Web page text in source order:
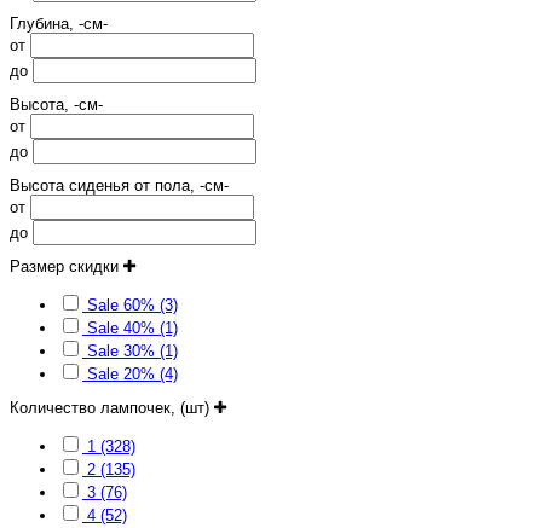
Глубина, -см-
от
до
Высота, -см-
от
до
Высота сиденья от пола, -см-
от
до
Размер скидки
Sale 60% (3)
Sale 40% (1)
Sale 30% (1)
Sale 20% (4)
Количество лампочек, (шт)
1 (328)
2 (135)
3 (76)
4 (52)